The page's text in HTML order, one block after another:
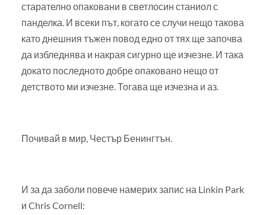
старателно опаковани в светлосин станиол с
панделка. И всеки път, когато се случи нещо такова
като днешния тъжен повод едно от тях ще започва
да избледнява и накрая сигурно ще изчезне. И така
докато последното добре опаковано нещо от
детството ми изчезне. Тогава ще изчезна и аз.
Почивай в мир, Честър Бенингтън.
И за да заболи повече намерих запис на Linkin Park
и Chris Cornell: